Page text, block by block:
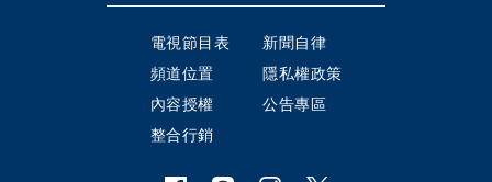
電視節目表
新聞自律
頻道位置
隱私權政策
內容授權
公告專區
整合行銷